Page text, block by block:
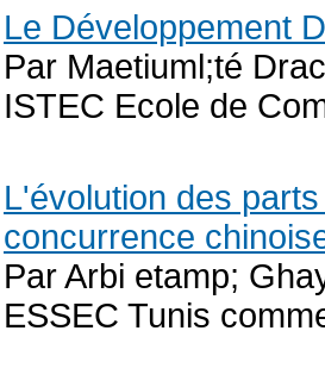
Le Développement
Par Maetiuml;té
ISTEC Ecole de
L'évolution des
concurrence
Par Arbi etamp;
ESSEC Tunis